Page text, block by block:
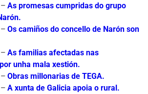
As promesas cumpridas do grupo
Os camiños do concello de Narón son
As familias afectadas nas
unha mala xestión.
Obras millonarias de TEGA.
A xunta de Galicia apoia o rural.